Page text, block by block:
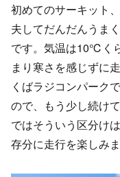
初めてのサーキット
夫してだんだんうま
です。気温は10℃く
まり寒さを感じずに
くばラジコンパーク
ので、もう少し続け
ではそういう区分け
存分に走行を楽しみま